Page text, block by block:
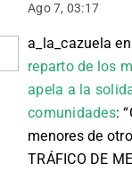
Ago 7, 03:17
a_la_cazuela en
reparto de los
apela a la
comunidades: “
menores de
TRÁFICO DE